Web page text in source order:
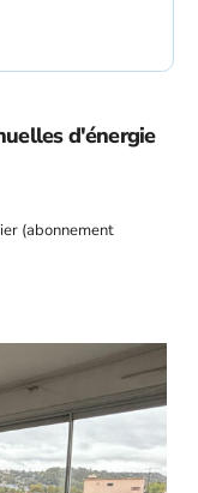
d'énergie
(abonnement